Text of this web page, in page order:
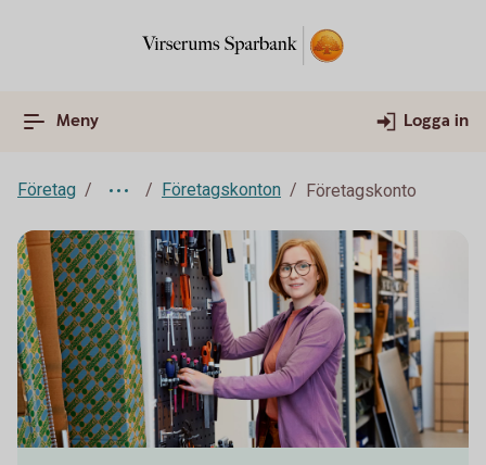
Meny Logga in
Företag Företagskonton Företagskonto